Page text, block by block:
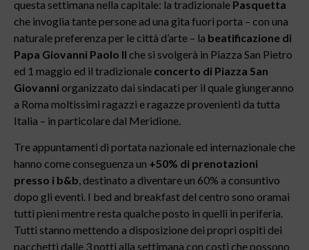
questa settimana nella capitale: la tradizionale Pasquetta
che invoglia tante persone ad una gita fuori porta – con una
naturale preferenza per le città d’arte – la beatificazione di
Papa Giovanni Paolo II che si svolgerà in Piazza San Pietro
ed 1 maggio ed il tradizionale concerto di Piazza San
Giovanni organizzato dai sindacati per il quale giungeranno
a Roma moltissimi ragazzi e ragazze provenienti da tutta
Italia – in particolare dal Meridione.
Tre appuntamenti di portata nazionale ed internazionale che
hanno come conseguenza un +50% di prenotazioni
presso i b&b, destinato a diventare un 60% a consuntivo
dopo gli eventi. I bed and breakfast del centro sono oramai
tutti pieni mentre resta qualche posto in quelli in periferia.
Tutti stanno mettendo a disposizione dei propri ospiti dei
pacchetti dalle 3 notti alla settimana con costi che possono